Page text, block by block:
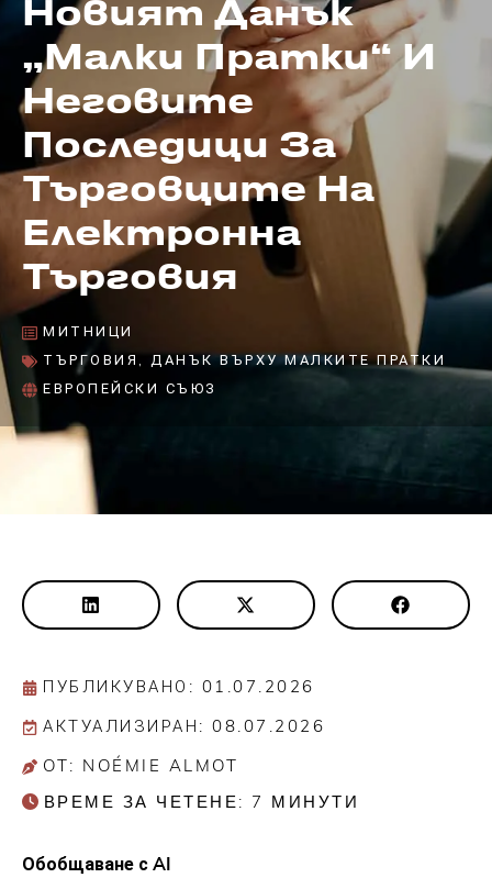
Новият Данък
„малки Пратки“ И
Неговите
Последици За
Търговците На
Електронна
Търговия
МИТНИЦИ
ТЪРГОВИЯ , ДАНЪК ВЪРХУ МАЛКИТЕ ПРАТКИ
ЕВРОПЕЙСКИ СЪЮЗ
ПУБЛИКУВАНО: 01.07.2026
АКТУАЛИЗИРАН: 08.07.2026
OT: NOÉMIE ALMOT
ВРЕМЕ ЗА ЧЕТЕНЕ: 7 МИНУТИ
Обобщаване с AI